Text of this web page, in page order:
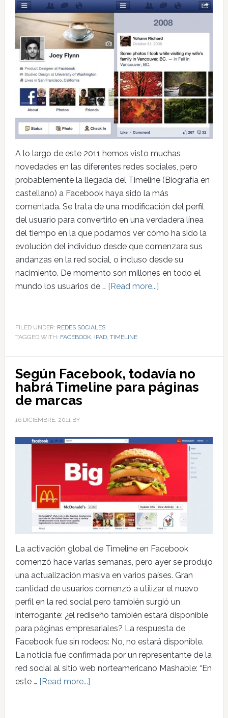
A lo largo de este 2011 hemos visto muchas
novedades en las diferentes redes sociales, pero
probablemente la llegada del Timeline (Biografía en
castellano) a Facebook haya sido la más
comentada. Se trata de una modificación del perfil
del usuario para convertirlo en una verdadera línea
del tiempo en la que podamos ver cómo ha sido la
evolución del individuo desde que comenzara sus
andanzas en la red social, o incluso desde su
nacimiento. De momento son millones en todo el
mundo los usuarios de … [Read more...]
FILED UNDER: REDES SOCIALES
TAGGED WITH: FACEBOOK, IPAD, TIMELINE
Según Facebook, todavía no
habrá Timeline para páginas
de marcas
16 DICIEMBRE, 2011BY
La activación global de Timeline en Facebook
comenzó hace varias semanas, pero ayer se produjo
una actualización masiva en varios países. Gran
cantidad de usuarios comenzó a utilizar el nuevo
perfil en la red social pero también surgió un
interrogante: ¿el rediseño también estará disponible
para páginas empresariales? La respuesta de
Facebook fue sin rodeos: No, no estará disponible.
La noticia fue confirmada por un representante de la
red social al sitio web norteamericano Mashable: “En
este … [Read more...]